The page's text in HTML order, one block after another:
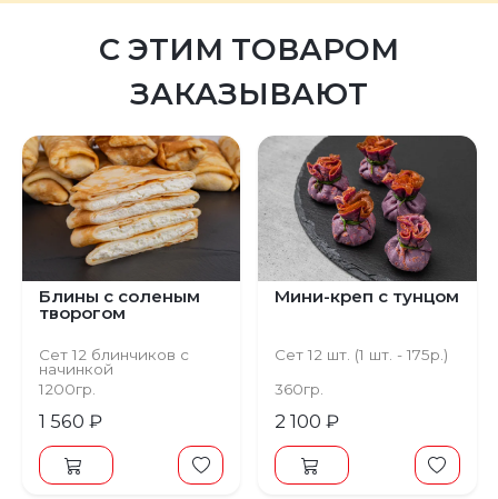
С ЭТИМ ТОВАРОМ
ЗАКАЗЫВАЮТ
Блины с соленым
творогом
Сет 12 блинчиков с
начинкой
(1 шт. - 130 р.)
1200гр.
1 560 ₽
Мини-креп с тунцом
Сет 12 шт. (1 шт. - 175р.)
360гр.
2 100 ₽